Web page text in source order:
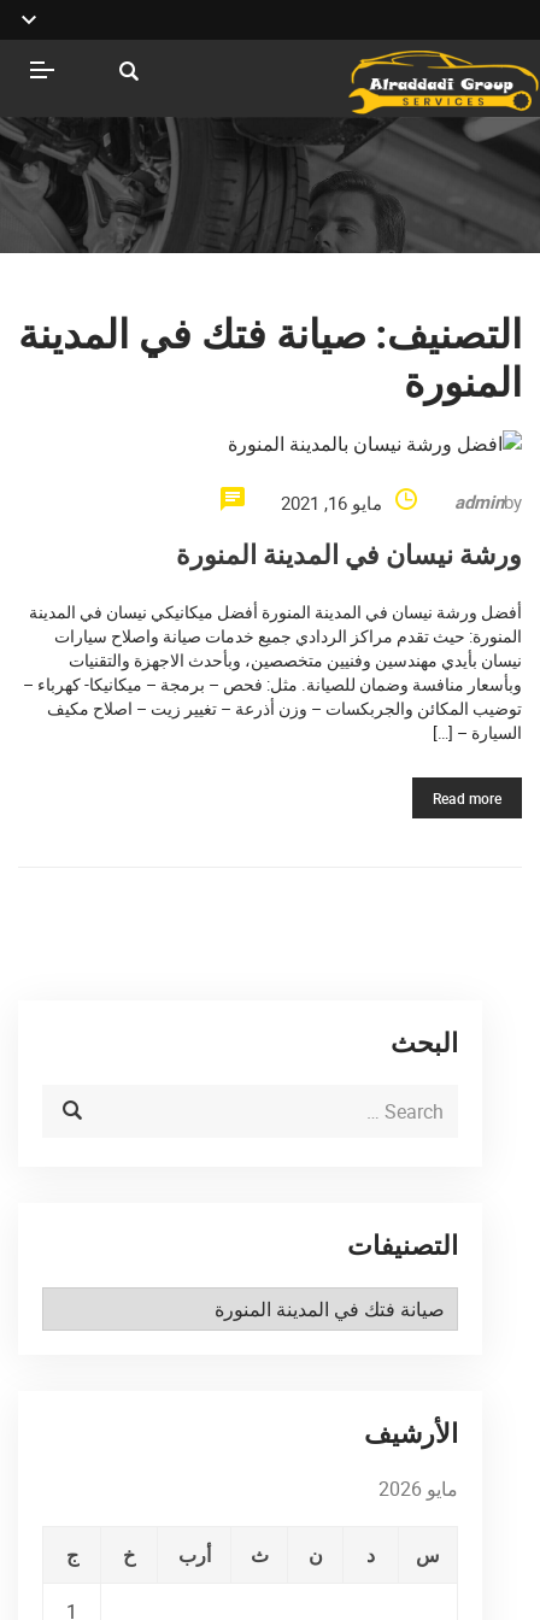
التصنيف: صيانة فتك في المدينة
المنورة
by
admin مايو 16, 2021
ورشة نيسان في المدينة المنورة
أفضل ورشة نيسان في المدينة المنورة أفضل ميكانيكي نيسان في المدينة
المنورة: حيث تقدم مراكز الردادي جميع خدمات صيانة واصلاح سيارات
نيسان بأيدي مهندسين وفنيين متخصصين، وبأحدث الاجهزة والتقنيات
وبأسعار منافسة وضمان للصيانة. مثل: فحص – برمجة – ميكانيكا- كهرباء –
توضيب المكائن والجربكسات – وزن أذرعة – تغيير زيت – اصلاح مكيف
السيارة – […]
Read more
البحث
التصنيفات
التصنيفات
الأرشيف
مايو 2026
س د ن ث أرب خ ج
1